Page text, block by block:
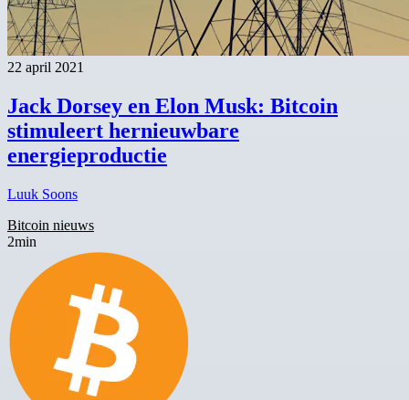
22 april 2021
Jack Dorsey en Elon Musk: Bitcoin
stimuleert hernieuwbare
energieproductie
Luuk Soons
Bitcoin nieuws
2min